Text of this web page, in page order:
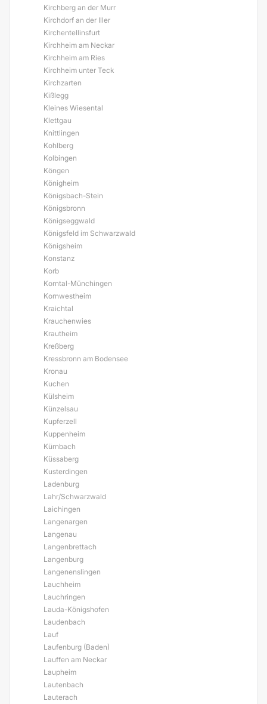
Kirchberg an der Murr
Kirchdorf an der Iller
Kirchentellinsfurt
Kirchheim am Neckar
Kirchheim am Ries
Kirchheim unter Teck
Kirchzarten
Kißlegg
Kleines Wiesental
Klettgau
Knittlingen
Kohlberg
Kolbingen
Köngen
Königheim
Königsbach-Stein
Königsbronn
Königseggwald
Königsfeld im Schwarzwald
Königsheim
Konstanz
Korb
Korntal-Münchingen
Kornwestheim
Kraichtal
Krauchenwies
Krautheim
Kreßberg
Kressbronn am Bodensee
Kronau
Kuchen
Külsheim
Künzelsau
Kupferzell
Kuppenheim
Kürnbach
Küssaberg
Kusterdingen
Ladenburg
Lahr/Schwarzwald
Laichingen
Langenargen
Langenau
Langenbrettach
Langenburg
Langenenslingen
Lauchheim
Lauchringen
Lauda-Königshofen
Laudenbach
Lauf
Laufenburg (Baden)
Lauffen am Neckar
Laupheim
Lautenbach
Lauterach